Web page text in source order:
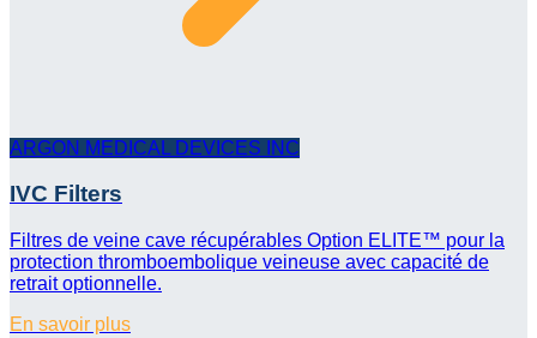
ARGON MEDICAL DEVICES INC
IVC Filters
Filtres de veine cave récupérables Option ELITE™ pour la
protection thromboembolique veineuse avec capacité de
retrait optionnelle.
En savoir plus